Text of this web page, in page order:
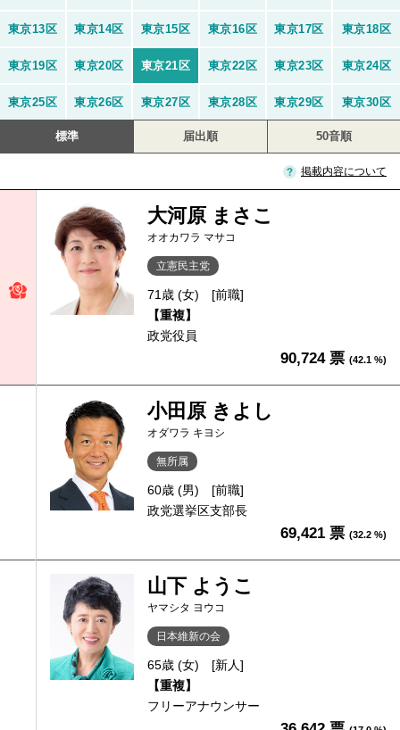
東京13区 東京14区 東京15区 東京16区 東京17区 東京18区
東京19区 東京20区 東京21区 東京22区 東京23区 東京24区
東京25区 東京26区 東京27区 東京28区 東京29区 東京30区
標準 届出順 50音順
掲載内容について
大河原 まさこ
オオカワラ マサコ
立憲民主党
71歳 (女)
[前職]
【重複】
政党役員
90,724 票 (42.1 %)
小田原 きよし
オダワラ キヨシ
無所属
60歳 (男)
[前職]
政党選挙区支部長
69,421 票 (32.2 %)
山下 ようこ
ヤマシタ ヨウコ
日本維新の会
65歳 (女)
[新人]
【重複】
フリーアナウンサー